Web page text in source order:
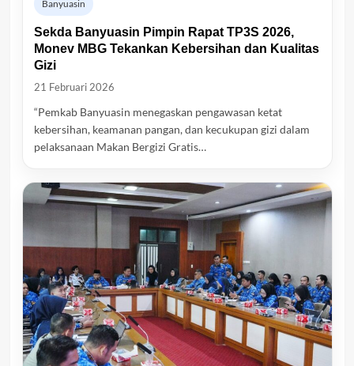
Banyuasin
Sekda Banyuasin Pimpin Rapat TP3S 2026,
Monev MBG Tekankan Kebersihan dan Kualitas
Gizi
21 Februari 2026
“Pemkab Banyuasin menegaskan pengawasan ketat
kebersihan, keamanan pangan, dan kecukupan gizi dalam
pelaksanaan Makan Bergizi Gratis…